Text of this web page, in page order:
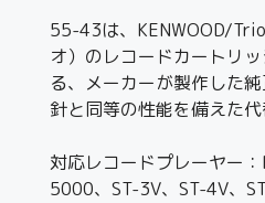
55-43は、KENWOOD/
オ）のレコードカートリ
る、メーカーが製作した
針と同等の性能を備えた代
対応レコードプレーヤー
5000、ST-3V、ST-4V、